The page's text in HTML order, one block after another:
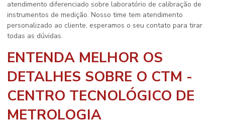
atendimento diferenciado sobre laboratório de calibração de
instrumentos de medição. Nosso time tem atendimento
personalizado ao cliente, esperamos o seu contato para tirar
todas as dúvidas.
ENTENDA MELHOR OS
DETALHES SOBRE O CTM -
CENTRO TECNOLÓGICO DE
METROLOGIA